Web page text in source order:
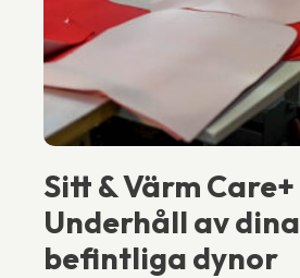
Sitt & Värm Care+
Underhåll av dina
befintliga dynor